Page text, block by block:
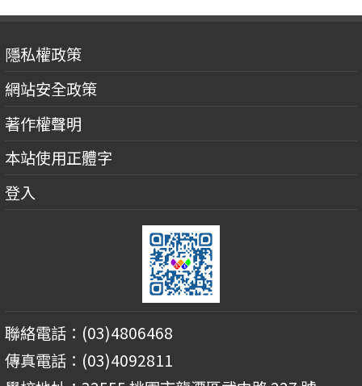
隱私權政策
網站安全政策
著作權聲明
本站使用正體字
登入
聯絡電話：(03)4806468
傳真電話：(03)4092811